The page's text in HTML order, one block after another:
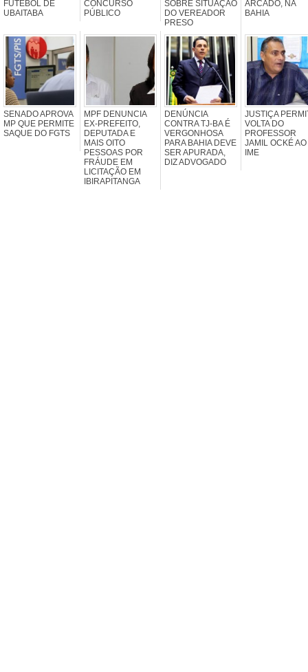
FUTEBOL DE
UBAITABA
CONCURSO
PÚBLICO
SOBRE SITUAÇÃO
DO VEREADOR
PRESO
ARCADO, NA
BAHIA
SENADO APROVA
MP QUE PERMITE
SAQUE DO FGTS
MPF DENUNCIA
EX-PREFEITO,
DEPUTADA E
MAIS OITO
PESSOAS POR
FRÁUDE EM
LICITAÇÃO EM
IBIRAPITANGA
DENÚNCIA
CONTRA TJ-BA É
VERGONHOSA
PARA BAHIA DEVE
SER APURADA,
DIZ ADVOGADO
JUSTIÇA
VOLTA DO
PROFESSOR
JAMIL OCKÉ AO
IME